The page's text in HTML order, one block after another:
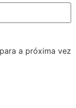
a próxima vez